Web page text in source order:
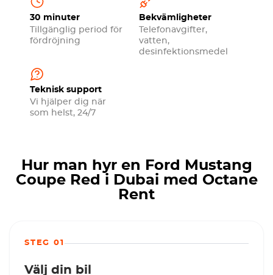
30 minuter
Tillgänglig period för
fördröjning
Bekvämligheter
Telefonavgifter,
vatten,
desinfektionsmedel
Teknisk support
Vi hjälper dig när
som helst, 24/7
Hur man hyr en Ford Mustang
Coupe Red i Dubai med Octane
Rent
STEG 01
Välj din bil